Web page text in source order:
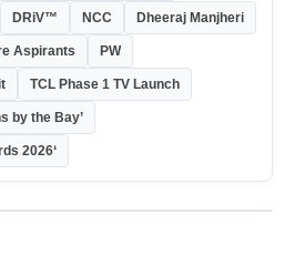
DRiV™ NCC Dheeraj Manjheri
Aspirants PW
TCL Phase 1 TV Launch
by the Bay’
2026‘